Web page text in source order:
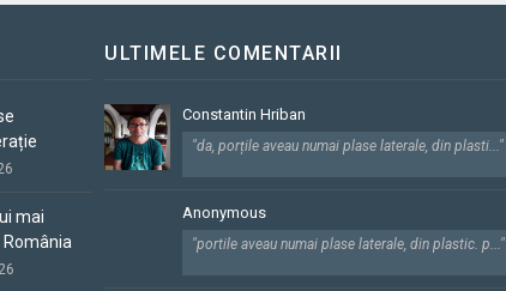
mai
ULTIMELE COMENTARII
Constantin Hriban
"da, porțile aveau numai plase laterale, din plasti..."
Anonymous
"portile aveau numai plase laterale, din plastic. p..."